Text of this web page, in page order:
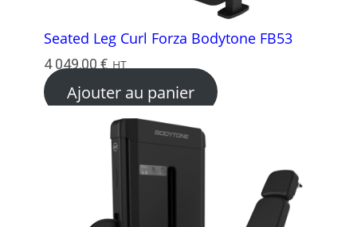
Seated Leg Curl Forza Bodytone FB53
4 049,00 € HT
Ajouter au panier